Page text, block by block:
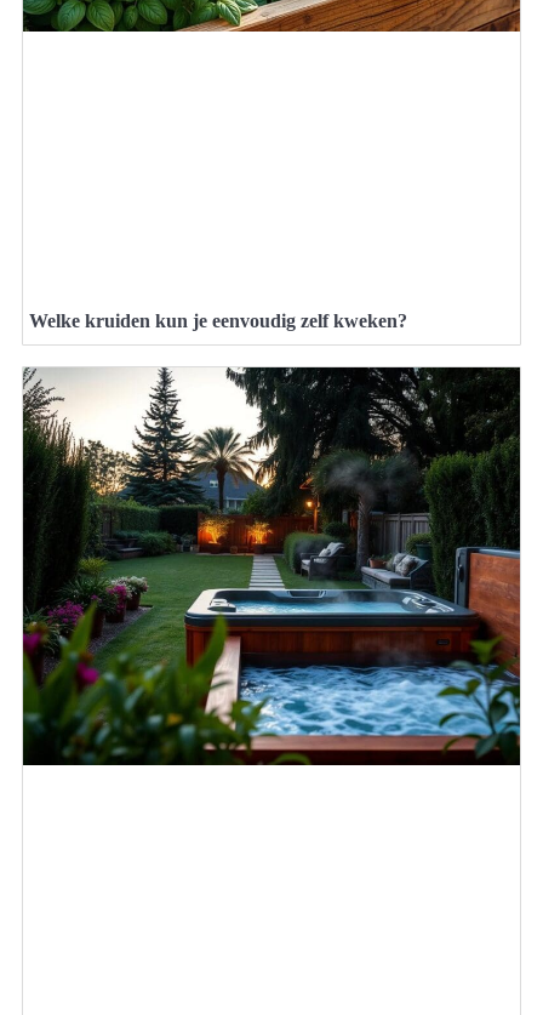
Welke kruiden kun je eenvoudig zelf kweken?